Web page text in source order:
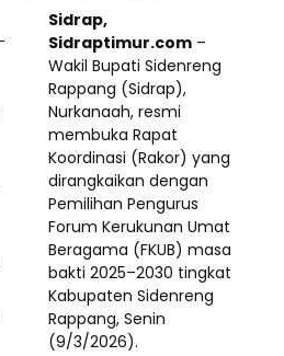
Sidrap,
Sidraptimur.com –
Wakil Bupati Sidenreng
Rappang (Sidrap),
Nurkanaah, resmi
membuka Rapat
Koordinasi (Rakor) yang
dirangkaikan dengan
Pemilihan Pengurus
Forum Kerukunan Umat
Beragama (FKUB) masa
bakti 2025–2030 tingkat
Kabupaten Sidenreng
Rappang, Senin
(9/3/2026).